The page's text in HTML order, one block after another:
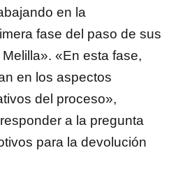
en la
fase del paso de sus
«En esta fase,
en los aspectos
del proceso»,
a la pregunta
para la devolución